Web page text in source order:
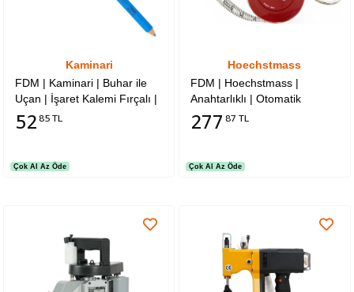
Kaminari
FDM | Kaminari | Buhar ile
Uçan | İşaret Kalemi Fırçalı |
Mavi
52 85 TL
Çok Al Az Öde
Hoechstmass
FDM | Hoechstmass |
Anahtarlıklı | Otomatik
Mezura | 150cm | Alman Malı
277 87 TL
Çok Al Az Öde